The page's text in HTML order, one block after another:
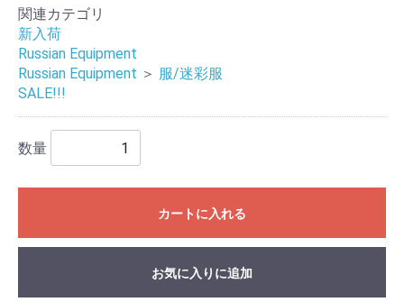
関連カテゴリ
新入荷
Russian Equipment
Russian Equipment ＞ 服/迷彩服
SALE!!!
数量
カートに入れる
お気に入りに追加